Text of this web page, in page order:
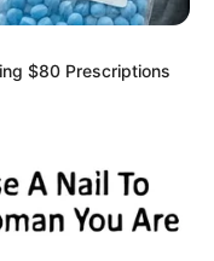
$80 Prescriptions